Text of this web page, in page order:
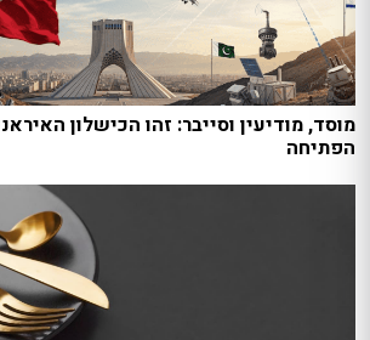
מוסד, מודיעין וסייבר: זהו הכישלון
הפתיחה